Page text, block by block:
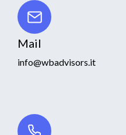
Mail
info@wbadvisors.it